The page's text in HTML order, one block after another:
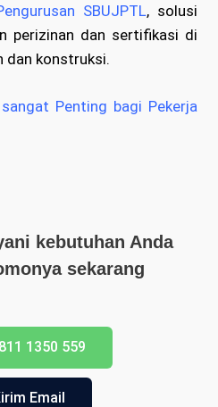
SBUJPTL, solusi
perizinan dan sertifikasi di
dan konstruksi.
Penting bagi Pekerja
kebutuhan Anda
sekarang
1350 559
Email